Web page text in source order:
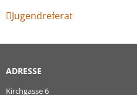
Jugendreferat
ADRESSE
Kirchgasse 6